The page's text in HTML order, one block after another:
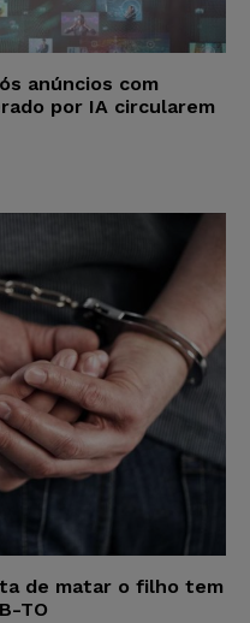
anúncios com
por IA circularem
de matar o filho tem
TO